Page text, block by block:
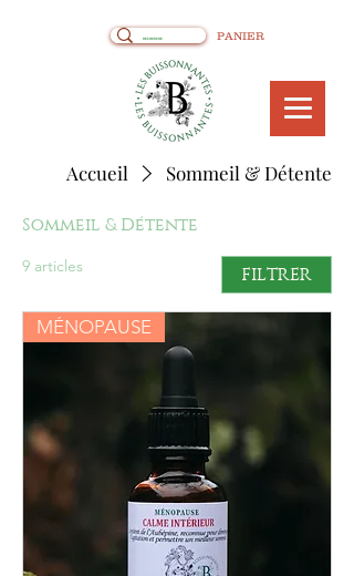
PANIER
Accueil Sommeil & Détente
Sommeil & Détente
9 articles FILTRER
MÉNOPAUSE